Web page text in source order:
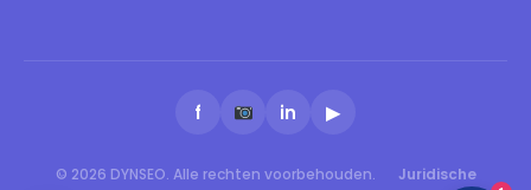
f in ▶
© 2026 DYNSEO. Alle rechten voorbehouden. Juridische